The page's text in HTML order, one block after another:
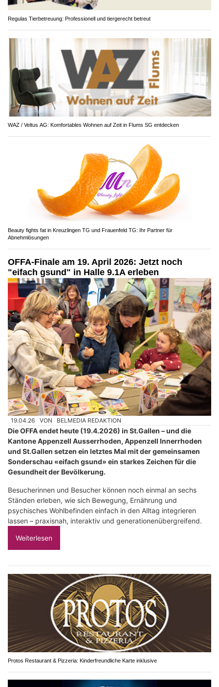
Regulas Tierbetreuung: Professionell und tiergerecht betreut
WAZ / Veltus AG: Komfortables Wohnen auf Zeit in Flums SG entdecken
Beauty fights fat in Kreuzlingen TG und Frauenfeld TG: Ihr Partner für
Abnehmlösungen
OFFA-Finale am 19. April 2026: Jetzt noch
"eifach gsund" in Halle 9.1A erleben
19.04.26 VON BELMEDIA REDAKTION
Die OFFA endet heute (19.4.2026) in St.Gallen – und die
Kantone Appenzell Ausserrhoden, Appenzell Innerrhoden
und St.Gallen setzen ein letztes Mal mit der gemeinsamen
Sonderschau «eifach gsund» ein starkes Zeichen für die
Gesundheit der Bevölkerung.
Besucherinnen und Besucher können noch einmal an sechs
Ständen erleben, wie sich Bewegung, Ernährung und
psychisches Wohlbefinden einfach in den Alltag integrieren
lassen – praxisnah, interaktiv und generationenübergreifend.
Weiterlesen
Protos Restaurant & Pizzeria: Kinderfreundliche Karte inklusive